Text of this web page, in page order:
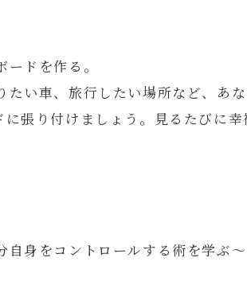
ドを作る。
い車、旅行したい場所など、あ
張り付けましょう。見るたびに
身をコントロールする術を学ぶ～